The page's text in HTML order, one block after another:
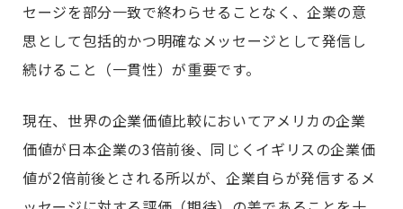
セージを部分一致で終わらせることなく、企業の意
思として包括的かつ明確なメッセージとして発信し
続けること（一貫性）が重要です。
現在、世界の企業価値比較においてアメリカの企業
価値が日本企業の3倍前後、同じくイギリスの企業価
値が2倍前後とされる所以が、企業自らが発信するメ